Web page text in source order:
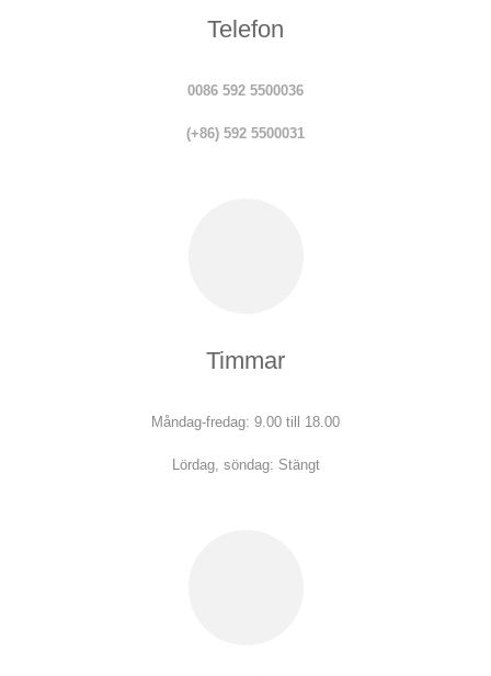
Telefon
0086 592 5500036
(+86) 592 5500031
Timmar
Måndag-fredag: 9.00 till 18.00
Lördag, söndag: Stängt